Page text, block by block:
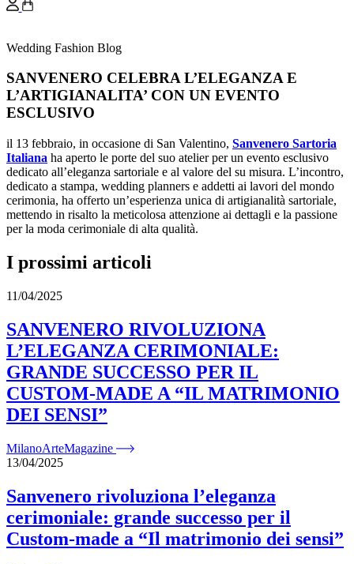
Wedding Fashion Blog
SANVENERO CELEBRA L’ELEGANZA E
L’ARTIGIANALITA’ CON UN EVENTO
ESCLUSIVO
il 13 febbraio, in occasione di San Valentino, Sanvenero Sartoria
Italiana ha aperto le porte del suo atelier per un evento esclusivo
dedicato all’eleganza sartoriale e al valore del su misura. L’incontro,
dedicato a stampa, wedding planners e addetti ai lavori del mondo
cerimonia, ha offerto un’esperienza unica di artigianalità sartoriale,
mettendo in risalto la meticolosa attenzione ai dettagli e la passione
per la moda cerimoniale di alta qualità.
I prossimi articoli
11/04/2025
SANVENERO RIVOLUZIONA
L’ELEGANZA CERIMONIALE:
GRANDE SUCCESSO PER IL
CUSTOM-MADE A “IL MATRIMONIO
DEI SENSI”
MilanoArteMagazine
13/04/2025
Sanvenero rivoluziona l’eleganza
cerimoniale: grande successo per il
Custom-made a “Il matrimonio dei sensi”